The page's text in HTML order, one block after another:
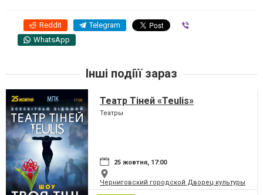
Reddit Telegram
WhatsApp
Інші подіїї зараз
Театр Тіней «Teulis»
Театры
25 жовтня, 17:00
Черниговский городской Дворец культуры